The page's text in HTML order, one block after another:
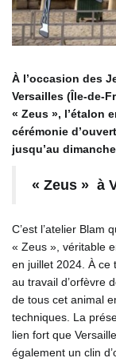
À l’occasion des
Versailles (Île-de-
« Zeus », l’étalon
cérémonie
jusqu’au
« Zeus » à
C’est l’atelier Blam
« Zeus », véritable
en juillet 2024. À ce
au travail d’orfèvre
de tous cet animal
techniques. La
lien fort que
également un clin